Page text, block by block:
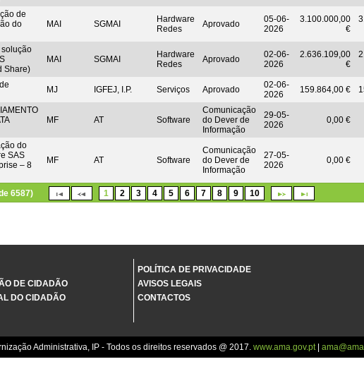
de
do
MAI SGMAI
Hardware
Redes
Aprovado
05-06-
2026
3.100.000,00
€
solução
Share)
MAI SGMAI
Hardware
Redes
Aprovado
02-06-
2026
2.636.109,00
€
MJ IGFEJ, I.P. Serviços Aprovado
02-06-
2026
159.864,00 €
MF AT Software
Comunicação
do Dever de
Informação
29-05-
2026
0,00 €
do
SAS
– 8
MF AT Software
Comunicação
do Dever de
Informação
27-05-
2026
0,00 €
6587) 1 2 3 4 5 6 7 8 9 10
DE CIDADÃO
DO CIDADÃO
POLÍTICA DE PRIVACIDADE
AVISOS LEGAIS
CONTACTOS
Administrativa, IP - Todos os direitos reservados @ 2017. www.ama.gov.pt